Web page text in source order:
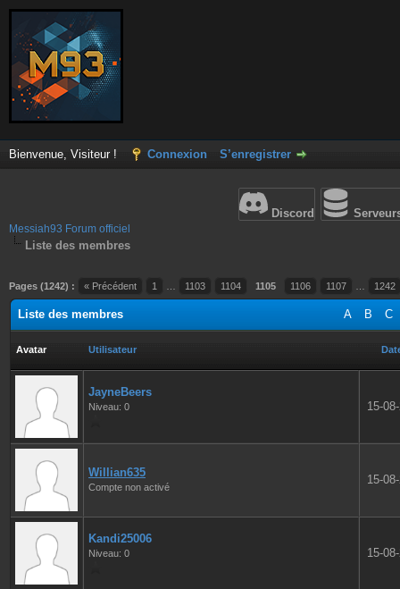
Bienvenue, Visiteur ! Connexion S’enregistrer
Discord
Messiah93 Forum officiel
Liste des membres
Pages (1242) : « Précédent 1 1103 1104 1105 1106 1107 1242
A B C
Liste des membres
Avatar Utilisateur
JayneBeers
Niveau: 0 15-
Willian635
Compte non activé
15-
Kandi25006
Niveau: 0 15-